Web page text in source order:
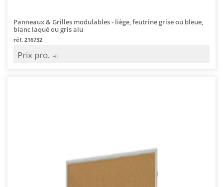
Panneaux & Grilles modulables - liège, feutrine grise ou bleue,
blanc laqué ou gris alu
réf. 216732
Prix pro. HT